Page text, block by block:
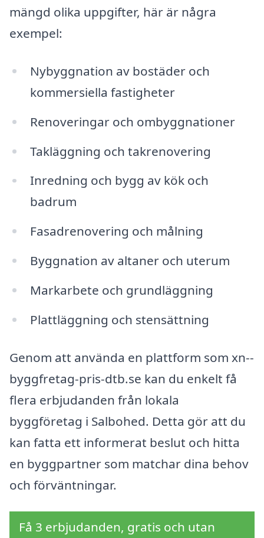
mängd olika uppgifter, här är några
exempel:
Nybyggnation av bostäder och
kommersiella fastigheter
Renoveringar och ombyggnationer
Takläggning och takrenovering
Inredning och bygg av kök och
badrum
Fasadrenovering och målning
Byggnation av altaner och uterum
Markarbete och grundläggning
Plattläggning och stensättning
Genom att använda en plattform som xn--
byggfretag-pris-dtb.se kan du enkelt få
flera erbjudanden från lokala
byggföretag i Salbohed. Detta gör att du
kan fatta ett informerat beslut och hitta
en byggpartner som matchar dina behov
och förväntningar.
Få 3 erbjudanden, gratis och utan